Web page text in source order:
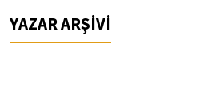
YAZAR ARŞİVİ